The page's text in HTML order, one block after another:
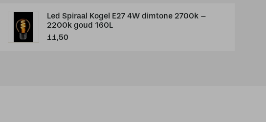
Led Spiraal Kogel E27 4W dimtone 2700k –
2200k goud 160L
11,50